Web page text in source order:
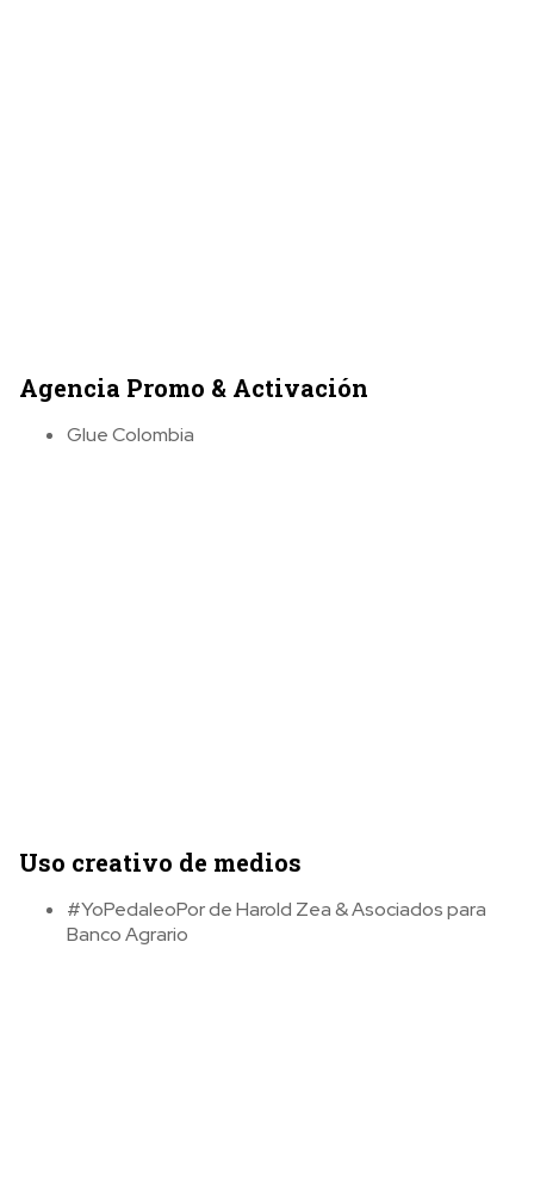
Agencia Promo & Activación
Glue Colombia
Uso creativo de medios
#YoPedaleoPor de Harold Zea & Asociados para
Banco Agrario